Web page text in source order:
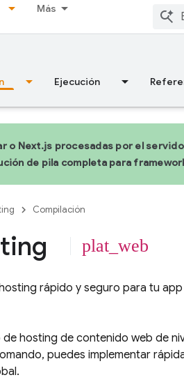
Más
Ejecución
o Next.js procesadas por el
de pila completa para
Compilación
plat_web
rápido y seguro para tu app
de hosting de contenido web de
puedes implementar